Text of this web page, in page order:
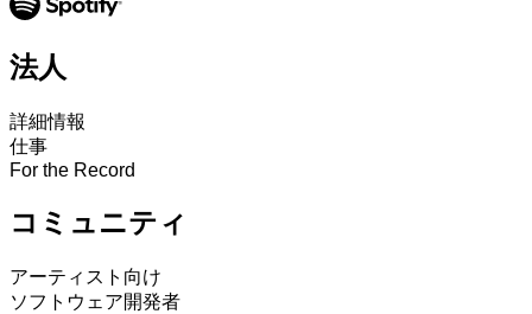
法人
詳細情報
仕事
For the Record
コミュニティ
アーティスト向け
ソフトウェア開発者